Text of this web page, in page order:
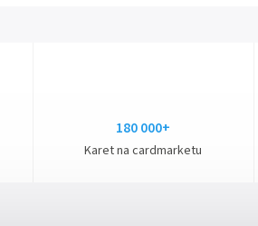
180 000+
Karet na cardmarketu